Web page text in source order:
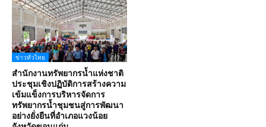
ข่าวทั่วไทย
สำนักงานทรัพยากรน้ำแห่งชาติ
ประชุมเชิงปฏิบัติการสร้างความ
เข้มแข็งการบริหารจัดการ
ทรัพยากรน้ำชุมชนสู่การพัฒนา
อย่างยั่งยืนที่อำเภอแวงน้อย